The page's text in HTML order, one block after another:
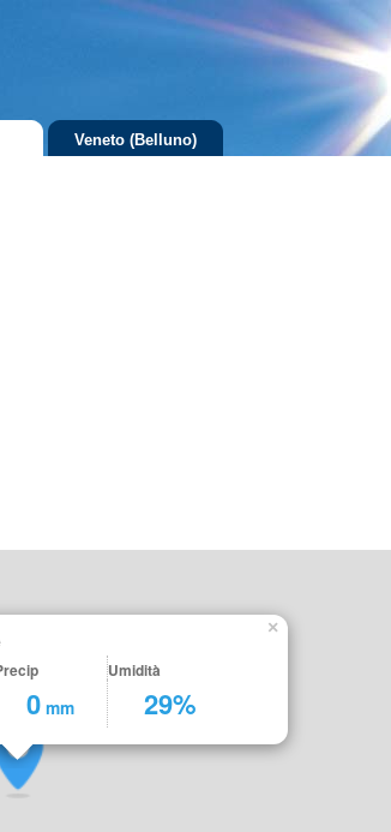
Veneto (Belluno)
Umidità
0 mm 29%
×